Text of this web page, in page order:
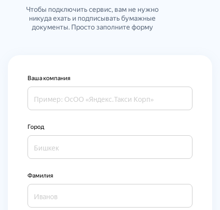
Чтобы подключить сервис, вам не нужно
никуда ехать и подписывать бумажные
документы. Просто заполните форму
Ваша компания
Город
Фамилия